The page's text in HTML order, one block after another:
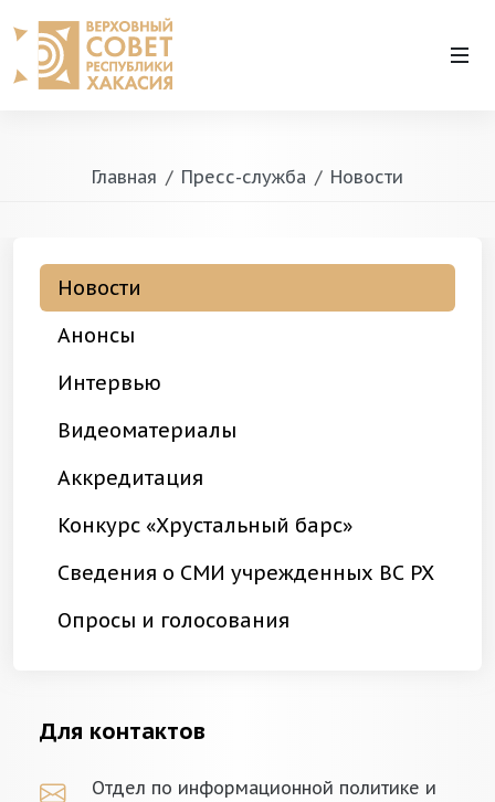
Главная Пресс-служба Новости
Новости
Анонсы
Интервью
Видеоматериалы
Аккредитация
Конкурс «Хрустальный барс»
Сведения о СМИ учрежденных ВС РХ
Опросы и голосования
Для контактов
Отдел по информационной политике и